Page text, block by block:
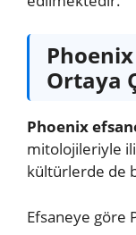
Ortaya
Phoenix
mitolojileriyle
kültürlerde de
Efsaneye göre